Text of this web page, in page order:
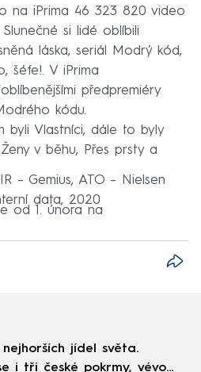
na iPrima 46 323 820 video
si lidé oblíbili
láska, seriál Modrý kód,
šéfe!. V iPrima
předpremiéry
kódu.
byli Vlastníci, dále to byly
v běhu, Přes prsty a
– Gemius, ATO – Nielsen
data, 2020
od 1. února na
jídel světa.
i tři české pokrmy, vévodí